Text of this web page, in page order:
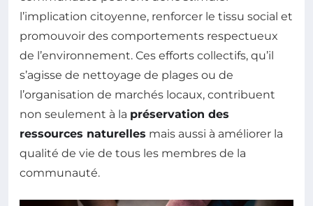
l’implication citoyenne, renforcer le tissu social et
promouvoir des comportements respectueux
de l’environnement. Ces efforts collectifs, qu’il
s’agisse de nettoyage de plages ou de
l’organisation de marchés locaux, contribuent
non seulement à la préservation des
ressources naturelles mais aussi à améliorer la
qualité de vie de tous les membres de la
communauté.